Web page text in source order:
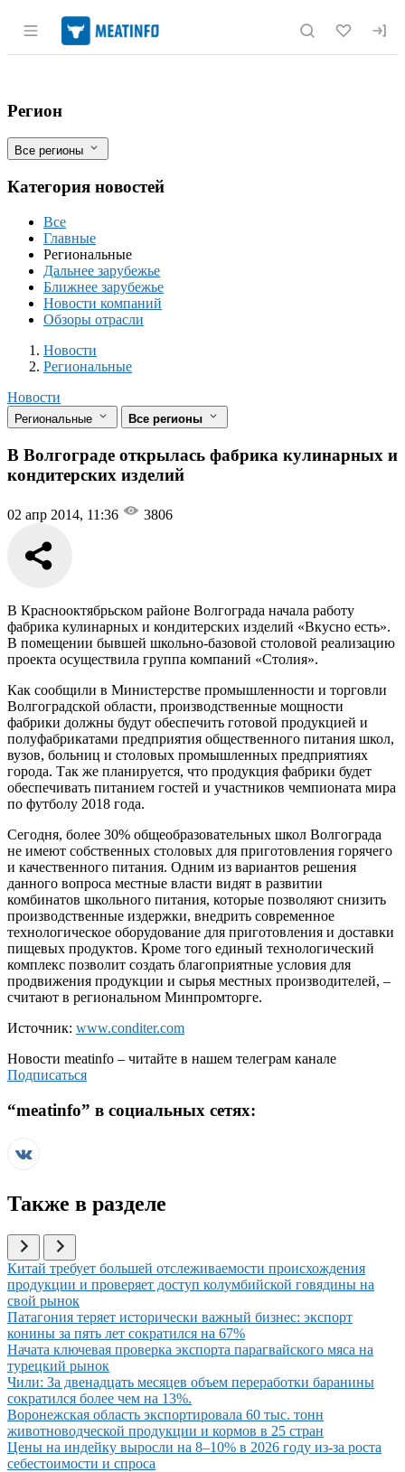
Раздел навигации по сайту
В Волгограде открылась фабрика
Фильтры
Регион
Все регионы
Категория новостей
Все
Главные
Региональные
Дальнее зарубежье
Ближнее зарубежье
Новости компаний
Обзоры отрасли
Новости
Разделы
Новости
Региональные
Новости
Региональные Все регионы
В Волгограде открылась фабрика кулинарных и
кондитерских изделий
02 апр 2014, 11:36 3806
В Краснооктябрьском районе Волгограда начала работу
фабрика кулинарных и кондитерских изделий «Вкусно есть».
В помещении бывшей школьно-базовой столовой реализацию
проекта осуществила группа компаний «Столия».
Как сообщили в Министерстве промышленности и торговли
Волгоградской области, производственные мощности
фабрики должны будут обеспечить готовой продукцией и
полуфабрикатами предприятия общественного питания школ,
вузов, больниц и столовых промышленных предприятиях
города. Так же планируется, что продукция фабрики будет
обеспечивать питанием гостей и участников чемпионата мира
по футболу 2018 года.
Сегодня, более 30% общеобразовательных школ Волгограда
не имеют собственных столовых для приготовления горячего
и качественного питания. Одним из вариантов решения
данного вопроса местные власти видят в развитии
комбинатов школьного питания, которые позволяют снизить
производственные издержки, внедрить современное
технологическое оборудование для приготовления и доставки
пищевых продуктов. Кроме того единый технологический
комплекс позволит создать благоприятные условия для
продвижения продукции и сырья местных производителей, –
считают в региональном Минпромторге.
Источник: www.conditer.com
Новости meatinfo – читайте в нашем телеграм канале
Подписаться
“meatinfo” в социальных сетях:
Также в разделе
Иллюстрация новости
Китай требует большей отслеживаемости происхождения
продукции и проверяет доступ колумбийской говядины на
свой рынок
Иллюстрация новости
Патагония теряет исторически важный бизнес: экспорт
конины за пять лет сократился на 67%
Иллюстрация новости
Начата ключевая проверка экспорта парагвайского мяса на
турецкий рынок
Иллюстрация новости
Чили: За двенадцать месяцев объем переработки баранины
сократился более чем на 13%.
Иллюстрация новости
Воронежская область экспортировала 60 тыс. тонн
животноводческой продукции и кормов в 25 стран
Иллюстрация новости
Цены на индейку выросли на 8–10% в 2026 году из-за роста
себестоимости и спроса